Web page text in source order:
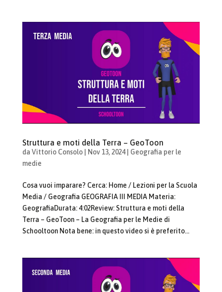
Struttura e moti della Terra – GeoToon
da Vittorio Consolo| Nov 13, 2024| Geografia per le
medie
Cosa vuoi imparare? Cerca: Home / Lezioni per la Scuola
Media / Geografia GEOGRAFIA III MEDIA Materia:
GeografiaDurata: 4:02Review: Struttura e moti della
Terra – GeoToon – La Geografia per le Medie di
Schooltoon Nota bene: in questo video si è preferito...